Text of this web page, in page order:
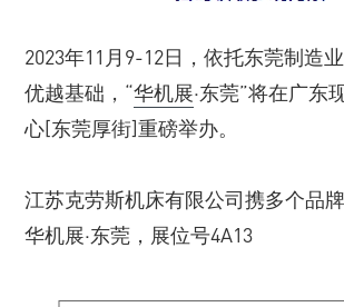
2023年11月9-12日，依托东莞制造
优越基础，“华机展·东莞”将在广东
心[东莞厚街]重磅举办。
江苏克劳斯机床有限公司携多个品
华机展·东莞，展位号4A13